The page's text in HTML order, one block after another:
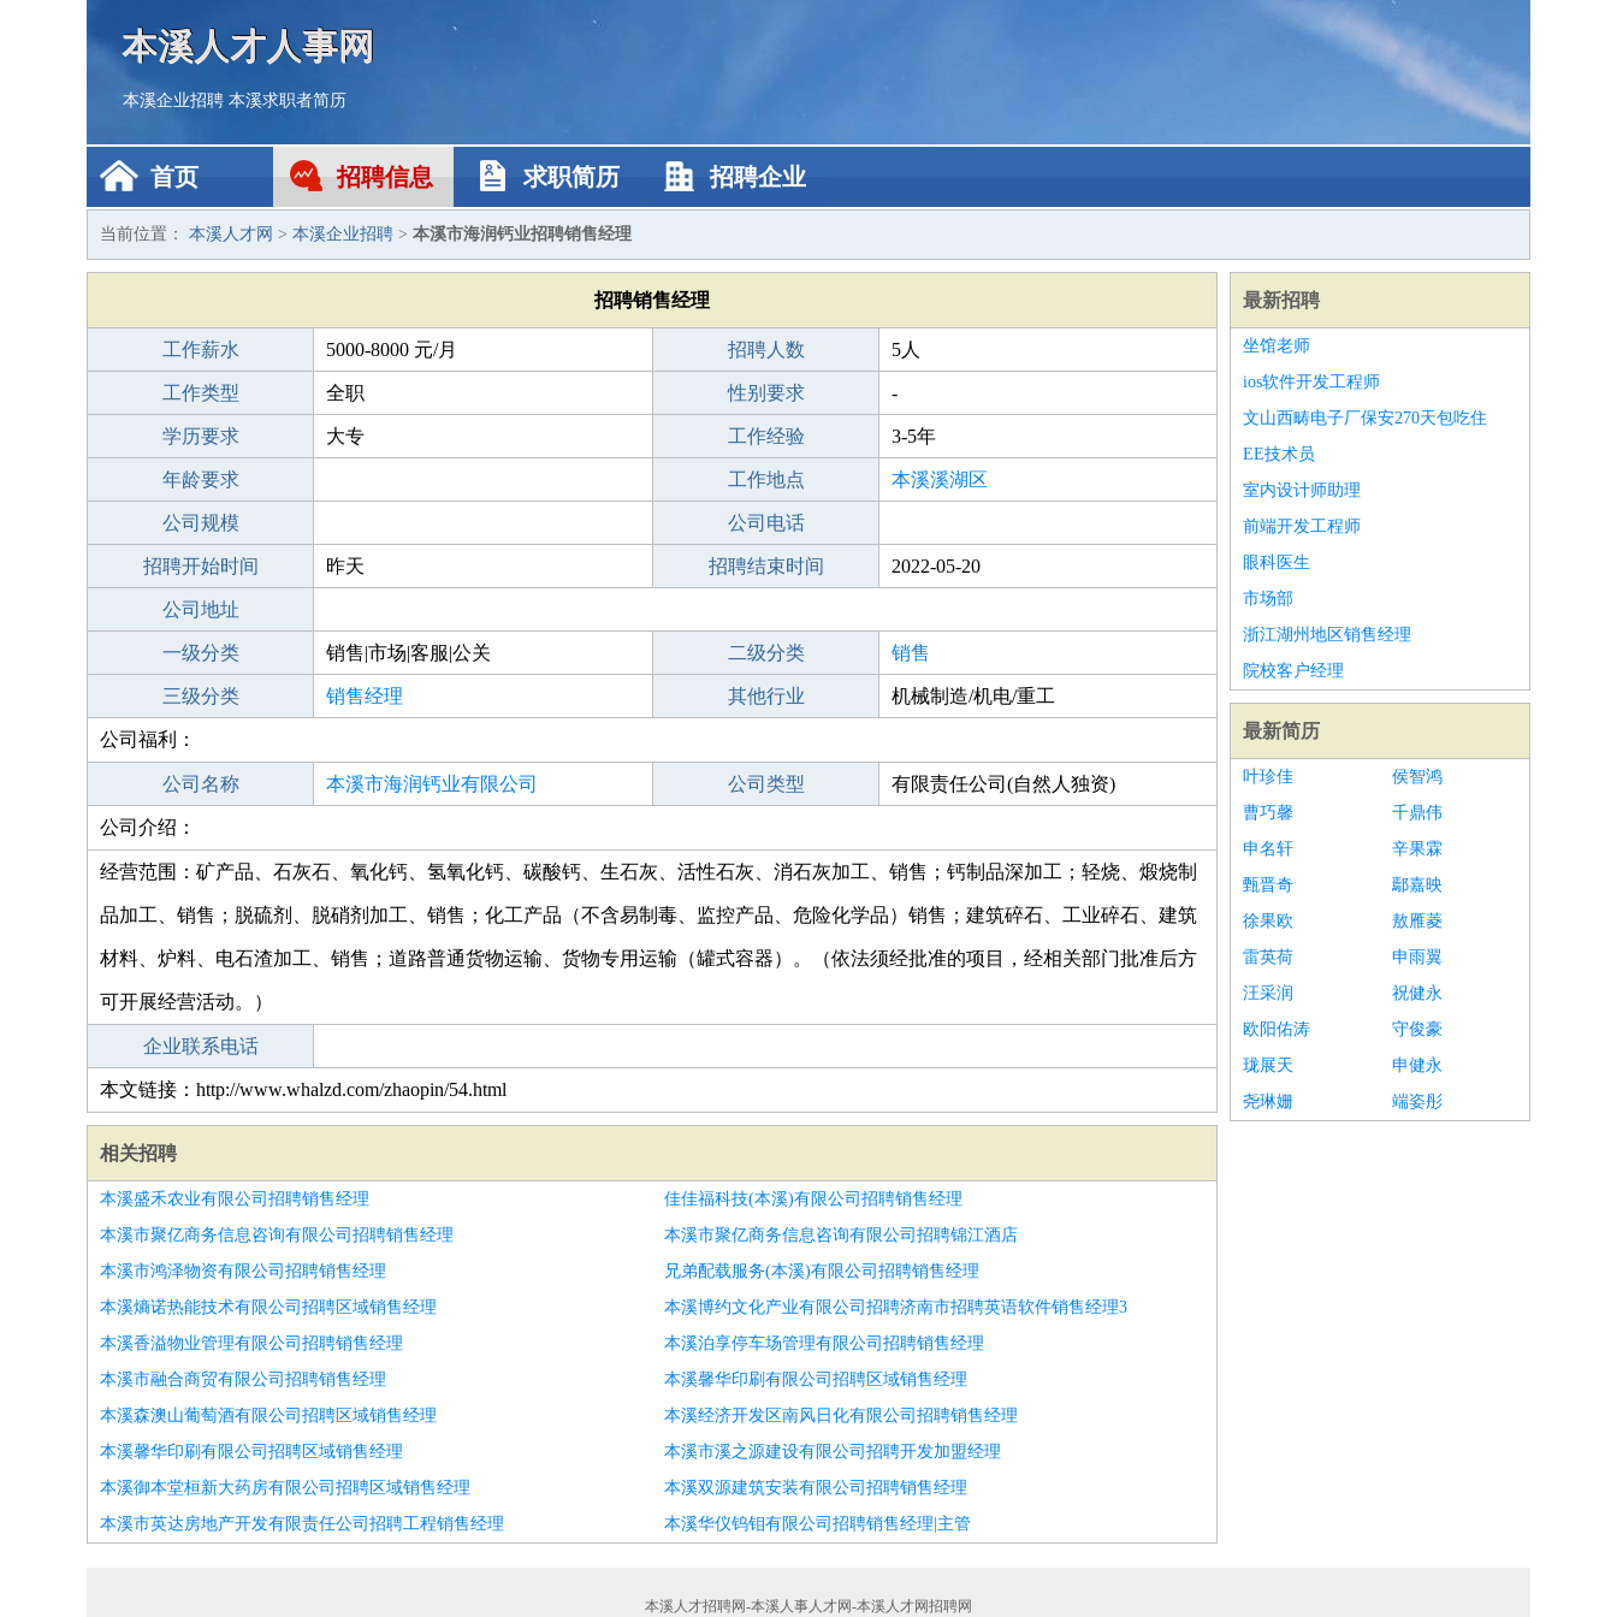
本溪人才人事网
本溪企业招聘 本溪求职者简历
首页 招聘信息 求职简历 招聘企业
当前位置： 本溪人才网 > 本溪企业招聘 > 本溪市海润钙业招聘销售经理
招聘销售经理
工作薪水 5000-8000 元/月 招聘人数 5人
工作类型 全职 性别要求 -
学历要求 大专 工作经验 3-5年
年龄要求 工作地点 本溪溪湖区
公司规模 公司电话
招聘开始时间 昨天 招聘结束时间 2022-05-20
公司地址
一级分类 销售|市场|客服|公关 二级分类 销售
三级分类 销售经理 其他行业 机械制造/机电/重工
公司福利：
公司名称 本溪市海润钙业有限公司 公司类型 有限责任公司(自然人独资)
公司介绍：
经营范围：矿产品、石灰石、氧化钙、氢氧化钙、碳酸钙、生石灰、活性石灰、消石灰加工、销售；钙制品深加工；轻烧、煅烧制
品加工、销售；脱硫剂、脱硝剂加工、销售；化工产品（不含易制毒、监控产品、危险化学品）销售；建筑碎石、工业碎石、建筑
材料、炉料、电石渣加工、销售；道路普通货物运输、货物专用运输（罐式容器）。（依法须经批准的项目，经相关部门批准后方
可开展经营活动。）
企业联系电话
本文链接：http://www.whalzd.com/zhaopin/54.html
相关招聘
本溪盛禾农业有限公司招聘销售经理
佳佳福科技(本溪)有限公司招聘销售经理
本溪市聚亿商务信息咨询有限公司招聘销售经理
本溪市聚亿商务信息咨询有限公司招聘锦江酒店
本溪市鸿泽物资有限公司招聘销售经理
兄弟配载服务(本溪)有限公司招聘销售经理
本溪熵诺热能技术有限公司招聘区域销售经理
本溪博约文化产业有限公司招聘济南市招聘英语软件销售经理3
本溪香溢物业管理有限公司招聘销售经理
本溪泊享停车场管理有限公司招聘销售经理
本溪市融合商贸有限公司招聘销售经理
本溪馨华印刷有限公司招聘区域销售经理
本溪森澳山葡萄酒有限公司招聘区域销售经理
本溪经济开发区南风日化有限公司招聘销售经理
本溪馨华印刷有限公司招聘区域销售经理
本溪市溪之源建设有限公司招聘开发加盟经理
本溪御本堂桓新大药房有限公司招聘区域销售经理
本溪双源建筑安装有限公司招聘销售经理
本溪市英达房地产开发有限责任公司招聘工程销售经理
本溪华仪钨钼有限公司招聘销售经理|主管
最新招聘
坐馆老师
ios软件开发工程师
文山西畴电子厂保安270天包吃住
EE技术员
室内设计师助理
前端开发工程师
眼科医生
市场部
浙江湖州地区销售经理
院校客户经理
最新简历
叶珍佳
侯智鸿
曹巧馨
千鼎伟
申名轩
辛果霖
甄晋奇
鄢嘉映
徐果欧
敖雁菱
雷英荷
申雨翼
汪采润
祝健永
欧阳佑涛
守俊豪
珑展天
申健永
尧琳姗
端姿彤
本溪人才招聘网-本溪人事人才网-本溪人才网招聘网